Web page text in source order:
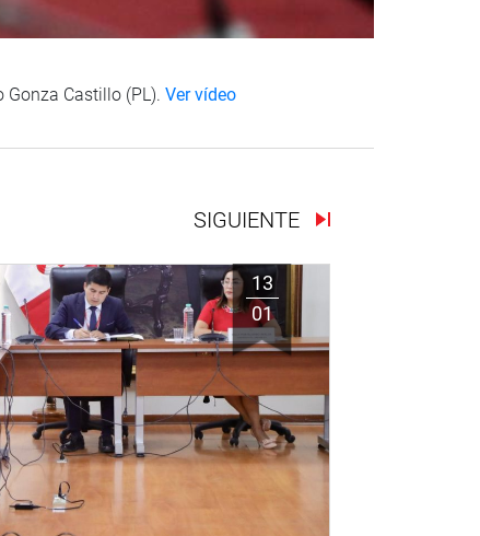
Castillo (PL). Ver vídeo
SIGUIENTE
13
01